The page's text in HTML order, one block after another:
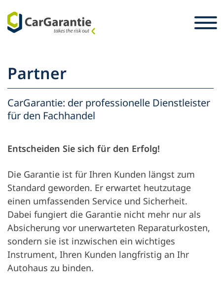
Partner
Fahrzeughalter
Partner
Unternehmen
Karriere
Partner
CarGarantie: der professionelle Dienstleister
für den Fachhandel
Entscheiden Sie sich für den Erfolg!
Die Garantie ist für Ihren Kunden längst zum
Standard geworden. Er erwartet heutzutage
einen umfassenden Service und Sicherheit.
Dabei fungiert die Garantie nicht mehr nur als
Absicherung vor unerwarteten Reparaturkosten,
sondern sie ist inzwischen ein wichtiges
Instrument, Ihren Kunden langfristig an Ihr
Autohaus zu binden.